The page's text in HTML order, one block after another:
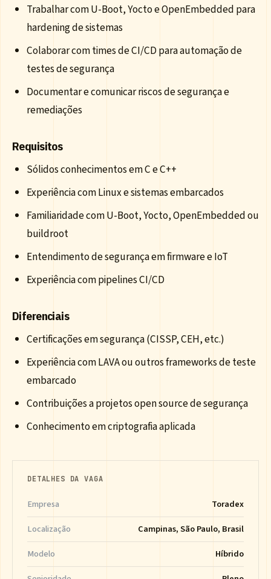
Trabalhar com U-Boot, Yocto e OpenEmbedded para
hardening de sistemas
Colaborar com times de CI/CD para automação de
testes de segurança
Documentar e comunicar riscos de segurança e
remediações
Requisitos
Sólidos conhecimentos em C e C++
Experiência com Linux e sistemas embarcados
Familiaridade com U-Boot, Yocto, OpenEmbedded ou
buildroot
Entendimento de segurança em firmware e IoT
Experiência com pipelines CI/CD
Diferenciais
Certificações em segurança (CISSP, CEH, etc.)
Experiência com LAVA ou outros frameworks de teste
embarcado
Contribuições a projetos open source de segurança
Conhecimento em criptografia aplicada
DETALHES DA VAGA
Empresa
Toradex
Localização
Campinas, São Paulo, Brasil
Modelo
Híbrido